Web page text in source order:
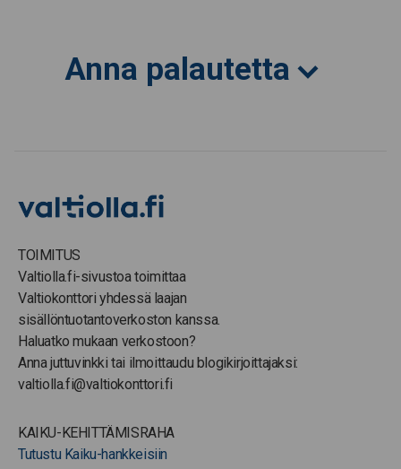
Anna palautetta
TOIMITUS
Valtiolla.fi-sivustoa toimittaa
Valtiokonttori yhdessä laajan
sisällöntuotantoverkoston kanssa.
Haluatko mukaan verkostoon?
Anna juttuvinkki tai ilmoittaudu blogikirjoittajaksi:
valtiolla.fi@valtiokonttori.fi
KAIKU-KEHITTÄMISRAHA
Tutustu Kaiku-hankkeisiin